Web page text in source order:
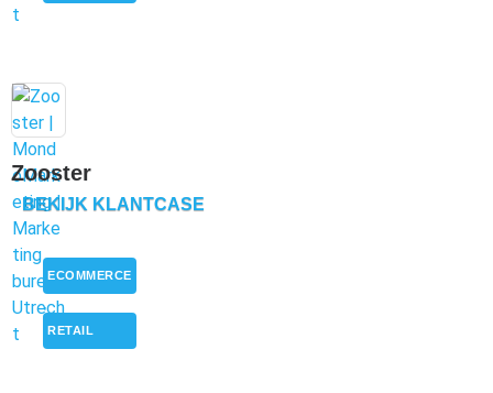
Zooster
BEKIJK KLANTCASE
ECOMMERCE
,
RETAIL